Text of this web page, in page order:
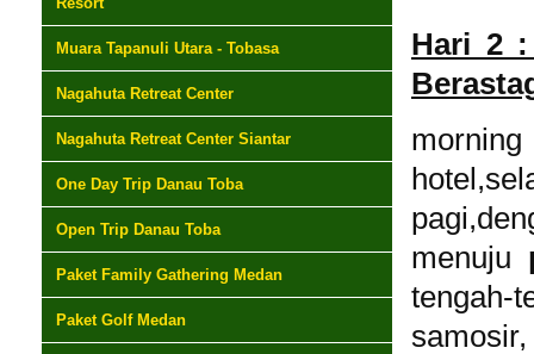
Muara Tapanuli Utara - Tobasa
Nagahuta Retreat Center
Nagahuta Retreat Center Siantar
One Day Trip Danau Toba
Open Trip Danau Toba
Paket Family Gathering Medan
Paket Golf Medan
Hari 2 :
menuju
tengah-